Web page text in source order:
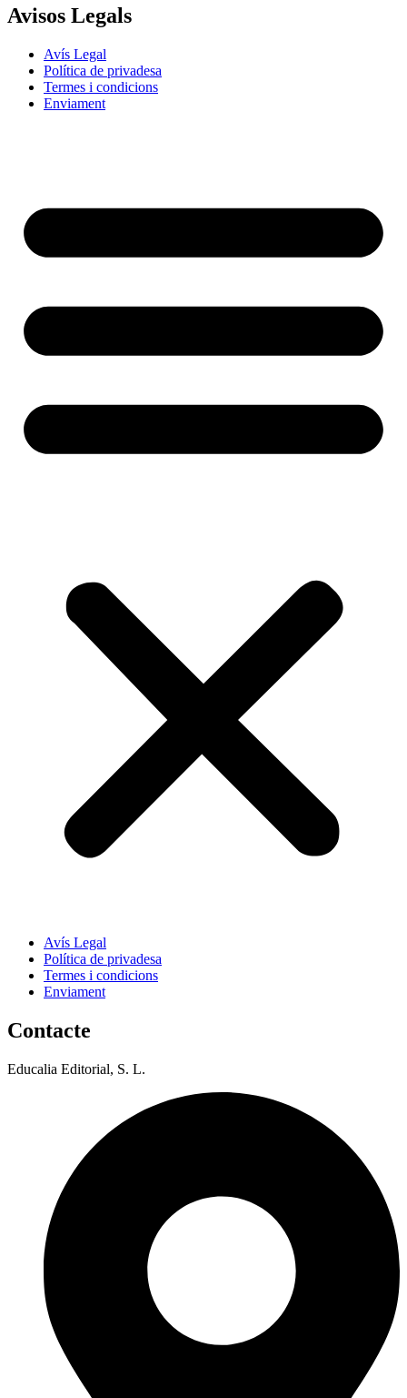
Avisos Legals
Avís Legal
Política de privadesa
Termes i condicions
Enviament
Avís Legal
Política de privadesa
Termes i condicions
Enviament
Contacte
Educalia Editorial, S. L.